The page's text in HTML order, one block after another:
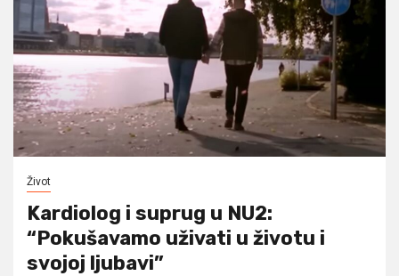
Život
Kardiolog i suprug u NU2:
“Pokušavamo uživati u životu i
svojoj ljubavi”